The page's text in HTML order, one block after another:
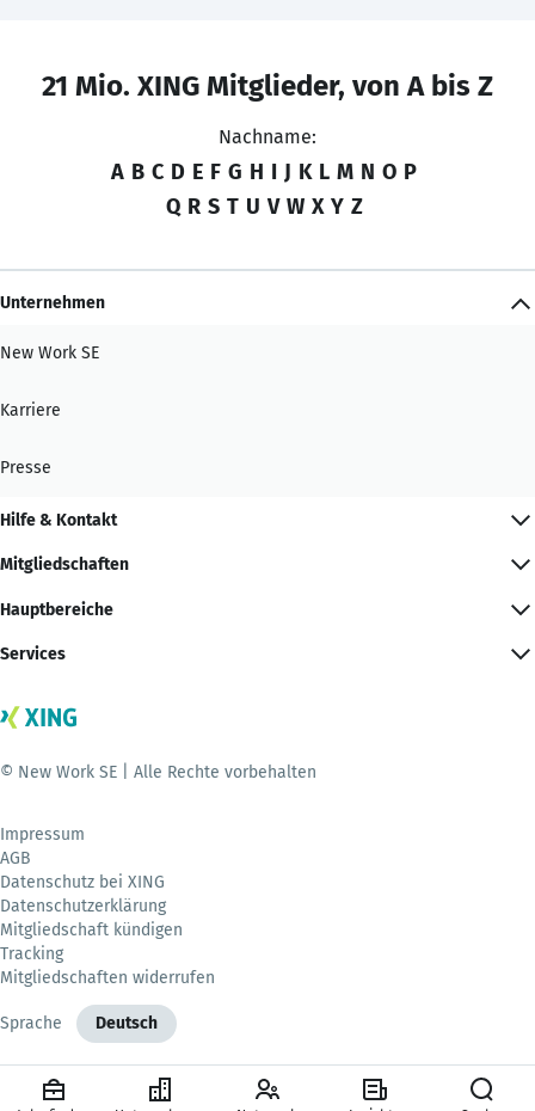
21 Mio. XING Mitglieder, von A bis Z
Nachname:
A B C D E F G H I J K L M N O P
Q R S T U V W X Y Z
Unternehmen
New Work SE
Karriere
Presse
Hilfe & Kontakt
Mitgliedschaften
Hauptbereiche
Services
© New Work SE | Alle Rechte vorbehalten
Impressum
AGB
Datenschutz bei XING
Datenschutzerklärung
Mitgliedschaft kündigen
Tracking
Mitgliedschaften widerrufen
Sprache Deutsch